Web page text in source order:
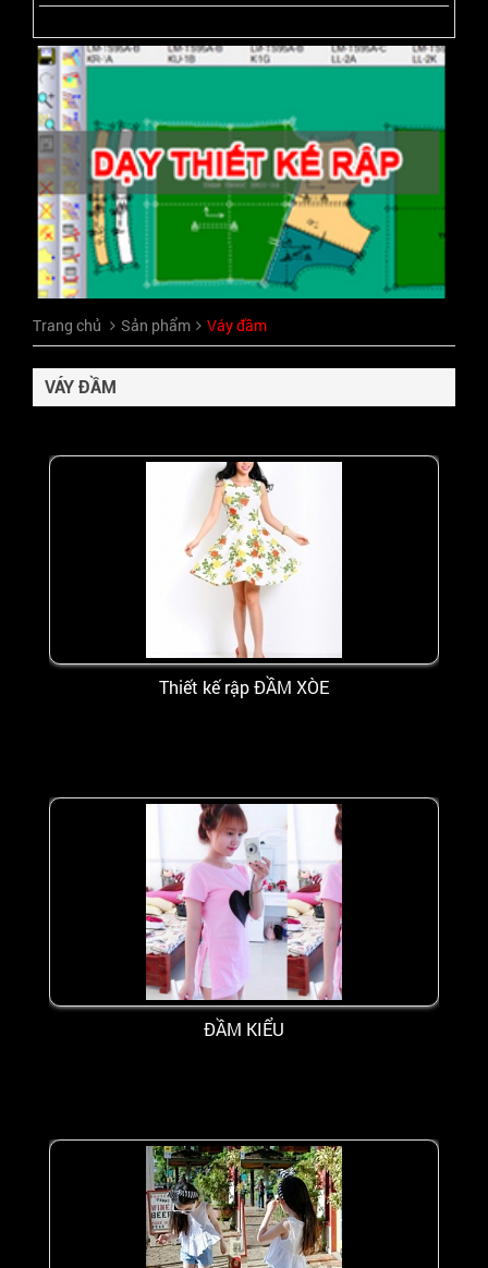
Trang chủ Sản phẩm Váy đầm
VÁY ĐẦM
Thiết kế rập ĐẦM XÒE
ĐẦM KIỂU